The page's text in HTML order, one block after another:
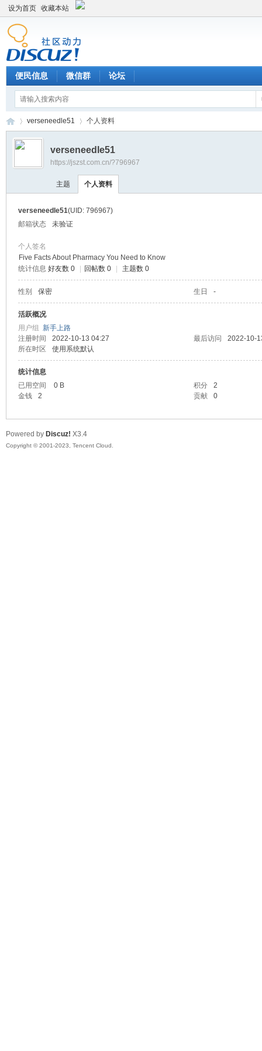
设为首页 收藏本站
便民信息 微信群 论坛
›
verseneedle51 个人资料
verseneedle51
https://jszst.com.cn/?796967
主题 个人资料
verseneedle51(UID: 796967)
邮箱状态
未验证
个人签名
Five Facts About Pharmacy You Need to Know
统计信息 好友数 0 回帖数 0 主题数 0
性别 保密 生日 -
活跃概况
用户组 新手上路
注册时间
2022-10-13 04:27 最后访问
2022-10-
所在时区
使用系统默认
统计信息
已用空间
0 B 积分
2
金钱
2 贡献 0
Powered by Discuz! X3.4
Copyright © 2001-2023, Tencent Cloud.